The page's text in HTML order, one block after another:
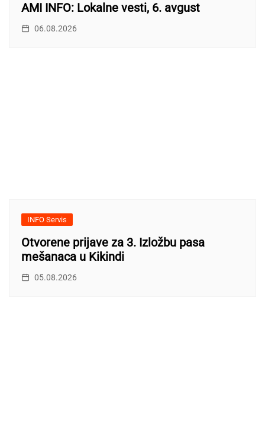
AMI INFO: Lokalne vesti, 6. avgust
06.08.2026
INFO Servis
Otvorene prijave za 3. Izložbu pasa
mešanaca u Kikindi
05.08.2026